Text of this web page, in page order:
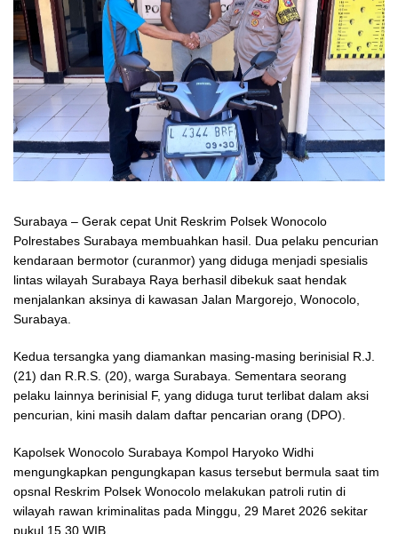
Surabaya – Gerak cepat Unit Reskrim Polsek Wonocolo
Polrestabes Surabaya membuahkan hasil. Dua pelaku pencurian
kendaraan bermotor (curanmor) yang diduga menjadi spesialis
lintas wilayah Surabaya Raya berhasil dibekuk saat hendak
menjalankan aksinya di kawasan Jalan Margorejo, Wonocolo,
Surabaya.
Kedua tersangka yang diamankan masing-masing berinisial R.J.
(21) dan R.R.S. (20), warga Surabaya. Sementara seorang
pelaku lainnya berinisial F, yang diduga turut terlibat dalam aksi
pencurian, kini masih dalam daftar pencarian orang (DPO).
Kapolsek Wonocolo Surabaya Kompol Haryoko Widhi
mengungkapkan pengungkapan kasus tersebut bermula saat tim
opsnal Reskrim Polsek Wonocolo melakukan patroli rutin di
wilayah rawan kriminalitas pada Minggu, 29 Maret 2026 sekitar
pukul 15.30 WIB.